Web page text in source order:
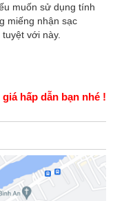
muốn sử dụng tính
miếng nhận sạc
với này.
hấp dẫn bạn nhé !